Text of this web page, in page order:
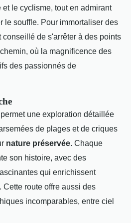
le cyclisme, tout en admirant
le souffle. Pour immortaliser des
conseillé de s'arrêter à des points
où la magnificence des
des passionnés de
une exploration détaillée
de plages et de criques
nature préservée. Chaque
son histoire, avec des
qui enrichissent
Cette route offre aussi des
incomparables, entre ciel